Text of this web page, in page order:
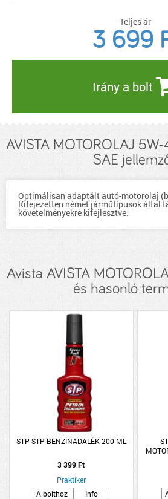
Teljes ár
3 699
Irány a bolt
AVISTA MOTOROLAJ 5W-
SAE
Optimálisan adaptált autó-motorolaj
Kifejezetten német járműtípusok által
követelményekre kifejlesztve.
Avista AVISTA
és hasonló
STP STP BENZINADALÉK 200 ML
3 399 Ft
Praktiker
A bolthoz
Info